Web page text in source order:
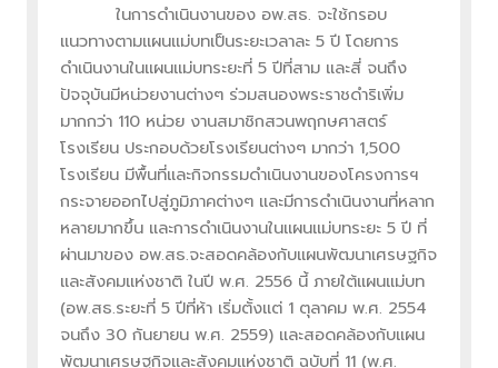
ในการดำเนินงานของ อพ.สธ. จะใช้กรอบ
แนวทางตามแผนแม่บทเป็นระยะเวลาละ 5 ปี โดยการ
ดำเนินงานในแผนแม่บทระยะที่ 5 ปีที่สาม และสี่ จนถึง
ปัจจุบันมีหน่วยงานต่างๆ ร่วมสนองพระราชดำริเพิ่ม
มากกว่า 110 หน่วย งานสมาชิกสวนพฤกษศาสตร์
โรงเรียน ประกอบด้วยโรงเรียนต่างๆ มากว่า 1,500
โรงเรียน มีพื้นที่และกิจกรรมดำเนินงานของโครงการฯ
กระจายออกไปสู่ภูมิภาคต่างๆ และมีการดำเนินงานที่หลาก
หลายมากขึ้น และการดำเนินงานในแผนแม่บทระยะ 5 ปี ที่
ผ่านมาของ อพ.สธ.จะสอดคล้องกับแผนพัฒนาเศรษฐกิจ
และสังคมแห่งชาติ ในปี พ.ศ. 2556 นี้ ภายใต้แผนแม่บท
(อพ.สธ.ระยะที่ 5 ปีที่ห้า เริ่มตั้งแต่ 1 ตุลาคม พ.ศ. 2554
จนถึง 30 กันยายน พ.ศ. 2559) และสอดคล้องกับแผน
พัฒนาเศรษฐกิจและสังคมแห่งชาติ ฉบับที่ 11 (พ.ศ.